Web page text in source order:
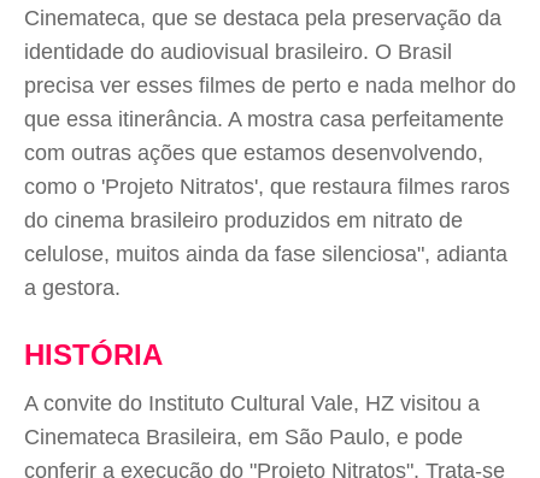
Cinemateca, que se destaca pela preservação da
identidade do audiovisual brasileiro. O Brasil
precisa ver esses filmes de perto e nada melhor do
que essa itinerância. A mostra casa perfeitamente
com outras ações que estamos desenvolvendo,
como o 'Projeto Nitratos', que restaura filmes raros
do cinema brasileiro produzidos em nitrato de
celulose, muitos ainda da fase silenciosa", adianta
a gestora.
HISTÓRIA
A convite do Instituto Cultural Vale, HZ visitou a
Cinemateca Brasileira, em São Paulo, e pode
conferir a execução do "Projeto Nitratos". Trata-se